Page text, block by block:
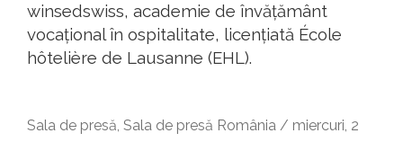
winsedswiss, academie de învățământ
vocațional în ospitalitate, licențiată École
hôtelière de Lausanne (EHL).
Sala de presă, Sala de presă România / miercuri, 2